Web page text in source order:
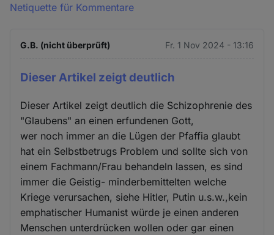
Netiquette für Kommentare
G.B. (nicht überprüft) Fr. 1 Nov 2024 - 13:16
Dieser Artikel zeigt deutlich
Dieser Artikel zeigt deutlich die Schizophrenie des
"Glaubens" an einen erfundenen Gott,
wer noch immer an die Lügen der Pfaffia glaubt
hat ein Selbstbetrugs Problem und sollte sich von
einem Fachmann/Frau behandeln lassen, es sind
immer die Geistig- minderbemittelten welche
Kriege verursachen, siehe Hitler, Putin u.s.w.,kein
emphatischer Humanist würde je einen anderen
Menschen unterdrücken wollen oder gar einen